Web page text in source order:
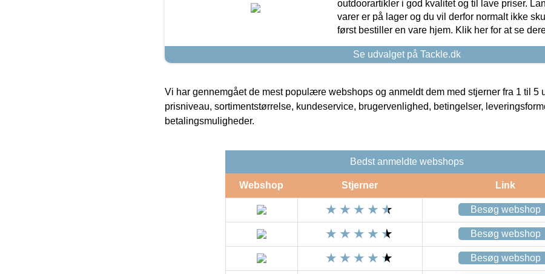
outdoorartikler i god kvalitet og til lave priser.
varer er på lager og du vil derfor normalt ikke
først bestiller en vare hjem. Klik her for at se
Se udvalget på Tackle.dk
Vi har gennemgået de mest populære webshops og anmeldt dem med stjerner fra 1 til 5
prisniveau, sortimentstørrelse, kundeservice, brugervenlighed, betingelser,
betalingsmuligheder.
Bedst anmeldte webshops
Webshop Stjerner Link
Besøg webshop
Besøg webshop
Besøg webshop